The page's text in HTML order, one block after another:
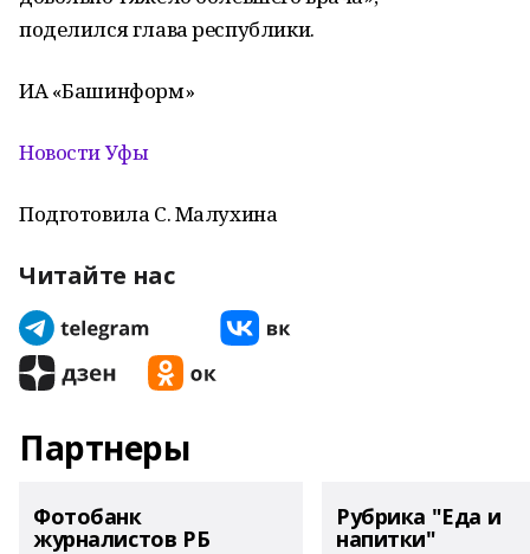
поделился глава республики.
ИА «Башинформ»
Новости Уфы
Подготовила С. Малухина
Читайте нас
Партнеры
Фотобанк
журналистов РБ
Рубрика "Еда и
напитки"